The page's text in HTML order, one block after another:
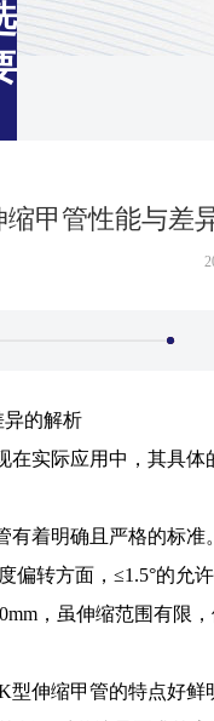
缩甲管性能与差
的解析
在实际应用中，其具
有着明确且严格的标
偏转方面，≤1.5°的允
，虽伸缩范围有限
伸缩甲管的特点好鲜